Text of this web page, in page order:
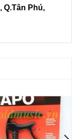
, Q.Tân Phú,